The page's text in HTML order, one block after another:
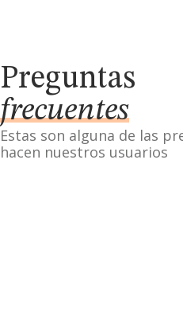
Preguntas
frecuentes
Estas son alguna de las
hacen nuestros usuarios